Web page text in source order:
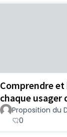
Comprendre
chaque usager
Proposition du
0